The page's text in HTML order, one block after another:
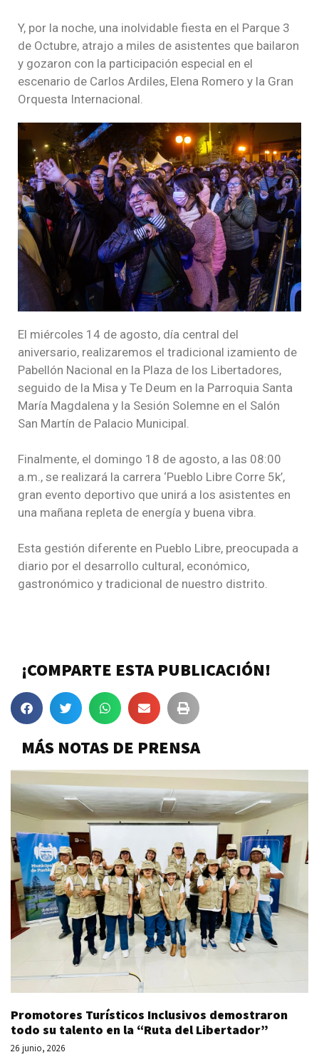
Y, por la noche, una inolvidable fiesta en el Parque 3
de Octubre, atrajo a miles de asistentes que bailaron
y gozaron con la participación especial en el
escenario de Carlos Ardiles, Elena Romero y la Gran
Orquesta Internacional.
El miércoles 14 de agosto, día central del
aniversario, realizaremos el tradicional izamiento de
Pabellón Nacional en la Plaza de los Libertadores,
seguido de la Misa y Te Deum en la Parroquia Santa
María Magdalena y la Sesión Solemne en el Salón
San Martín de Palacio Municipal.
Finalmente, el domingo 18 de agosto, a las 08:00
a.m., se realizará la carrera ‘Pueblo Libre Corre 5k’,
gran evento deportivo que unirá a los asistentes en
una mañana repleta de energía y buena vibra.
Esta gestión diferente en Pueblo Libre, preocupada a
diario por el desarrollo cultural, económico,
gastronómico y tradicional de nuestro distrito.
¡COMPARTE ESTA PUBLICACIÓN!
MÁS NOTAS DE PRENSA
Promotores Turísticos Inclusivos demostraron
todo su talento en la “Ruta del Libertador”
26 junio, 2026